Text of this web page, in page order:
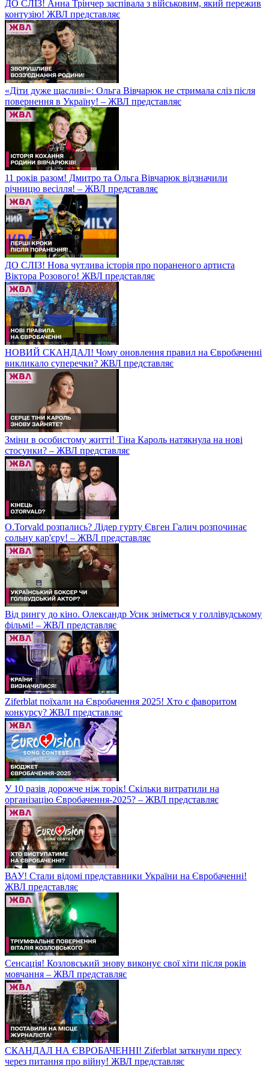
ДО СЛІЗ! Анна Трінчер заспівала з військовим, який пережив
контузію! ЖВЛ представляє
«Діти дуже щасливі»: Ольга Вівчарюк не стримала сліз після
повернення в Україну! – ЖВЛ представляє
11 років разом! Дмитро та Ольга Вівчарюк відзначили
річницю весілля! – ЖВЛ представляє
ДО СЛІЗ! Нова чутлива історія про пораненого артиста
Віктора Розового! ЖВЛ представляє
НОВИЙ СКАНДАЛ! Чому оновлення правил на Євробаченні
викликало суперечки? ЖВЛ представляє
Зміни в особистому житті! Тіна Кароль натякнула на нові
стосунки? – ЖВЛ представляє
O.Torvald розпались? Лідер гурту Євген Галич розпочинає
сольну кар'єру! – ЖВЛ представляє
Від рингу до кіно. Олександр Усик зніметься у голлівудському
фільмі! – ЖВЛ представляє
Ziferblat поїхали на Євробачення 2025! Хто є фаворитом
конкурсу? ЖВЛ представляє
У 10 разів дорожче ніж торік! Скільки витратили на
організацію Євробачення-2025? – ЖВЛ представляє
ВАУ! Стали відомі представники України на Євробаченні!
ЖВЛ представляє
Сенсація! Козловський знову виконує свої хіти після років
мовчання – ЖВЛ представляє
СКАНДАЛ НА ЄВРОБАЧЕННІ! Ziferblat заткнули пресу
через питання про війну! ЖВЛ представляє